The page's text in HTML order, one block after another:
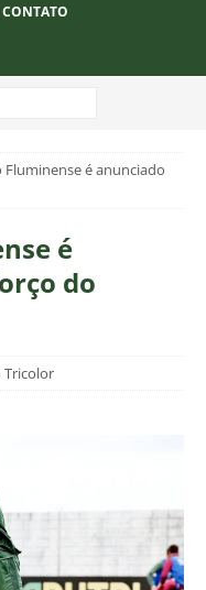
CONTATO
Fluminense é anunciado
é
do
Tricolor